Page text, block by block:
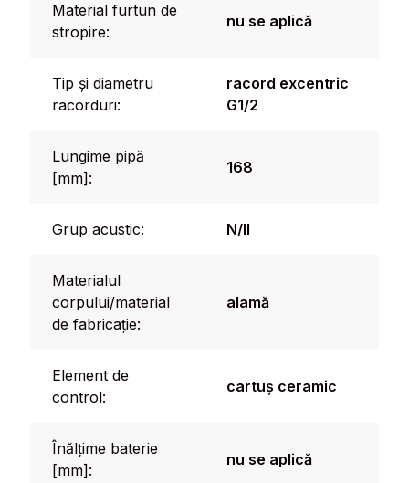
Material furtun de
stropire:
nu se aplică
Tip și diametru
racorduri:
racord excentric
G1/2
Lungime pipă
[mm]:
168
Grup acustic: N/II
Materialul
corpului/material
de fabricație:
alamă
Element de
control:
cartuș ceramic
Înălțime baterie
[mm]:
nu se aplică